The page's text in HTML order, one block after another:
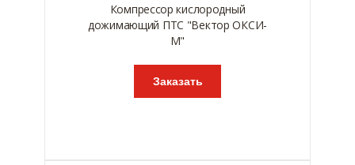
Компрессор кислородный
дожимающий ПТС "Вектор ОКСИ-
М"
Заказать